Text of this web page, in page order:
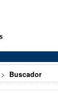
> Buscador